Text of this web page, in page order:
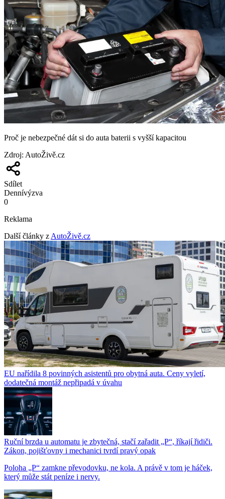
Proč je nebezpečné dát si do auta baterii s vyšší kapacitou
Zdroj: AutoŽivě.cz
Sdílet
Dennívýzva
0
Reklama
Další články z AutoŽivě.cz
EU nařídila 8 povinných asistentů pro obytná auta. Ceny vyletí,
dodatečná montáž nepřipadá v úvahu
Ruční brzda u automatu je zbytečná, stačí zařadit „P“, říkají řidiči.
Zákon, pojišťovny i mechanici tvrdí pravý opak
Poloha „P“ zamkne převodovku, ne kola. A právě v tom je háček,
který může stát peníze i nervy.